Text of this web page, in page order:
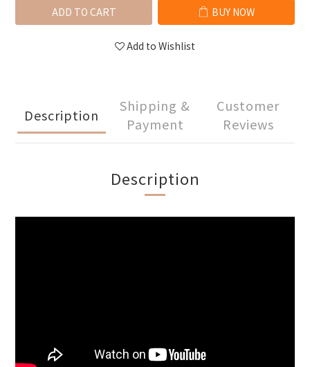
ADD TO CART BUY NOW
Add to Wishlist
Description
Shipping &
Payment
Customer
Reviews
Description